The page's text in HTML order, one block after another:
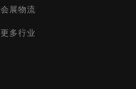
会展物流
更多行业